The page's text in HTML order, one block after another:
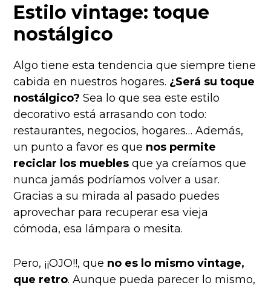
Estilo vintage: toque
nostálgico
Algo tiene esta tendencia que siempre tiene
cabida en nuestros hogares. ¿Será su toque
nostálgico? Sea lo que sea este estilo
decorativo está arrasando con todo:
restaurantes, negocios, hogares… Además,
un punto a favor es que nos permite
reciclar los muebles que ya creíamos que
nunca jamás podríamos volver a usar.
Gracias a su mirada al pasado puedes
aprovechar para recuperar esa vieja
cómoda, esa lámpara o mesita.
Pero, ¡¡OJO!!, que no es lo mismo vintage,
que retro. Aunque pueda parecer lo mismo,